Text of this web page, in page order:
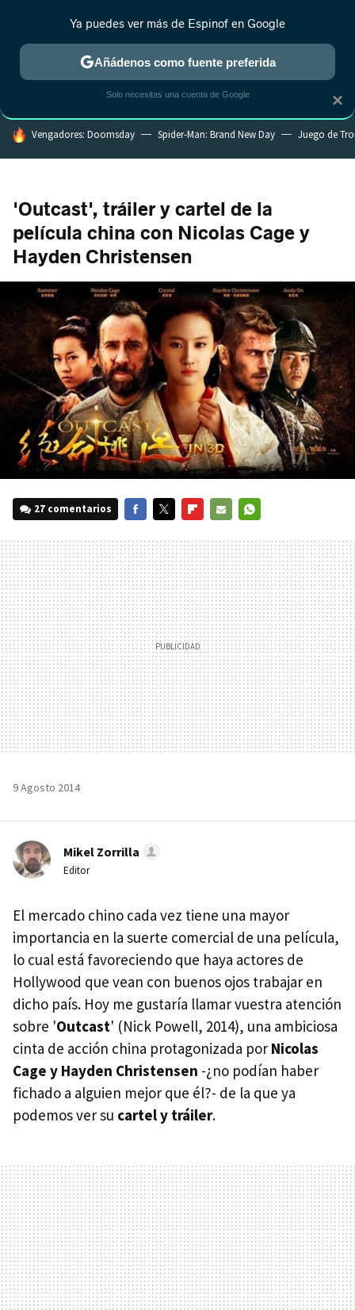
MENÚ NUEVO
ESTRENOS REALITY ANIME RANKINGS CINE
HOY SE HABLA DE
Vengadores: Doomsday Spider-Man: Brand New Day Juego de
'Outcast', tráiler y cartel de la
película china con Nicolas Cage y
Hayden Christensen
27 comentarios
MAIL
9 Agosto 2014
Mikel Zorrilla
Editor
El mercado chino cada vez tiene una mayor
importancia en la suerte comercial de una película,
lo cual está favoreciendo que haya actores de
Hollywood que vean con buenos ojos trabajar en
dicho país. Hoy me gustaría llamar vuestra atención
sobre 'Outcast' (Nick Powell, 2014), una ambiciosa
cinta de acción china protagonizada por Nicolas
Cage y Hayden Christensen -¿no podían haber
fichado a alguien mejor que él?- de la que ya
podemos ver su cartel y tráiler.
×
Ya puedes ver más de Espinof en Google
Añádenos como fuente preferida
Solo necesitas una cuenta de Google